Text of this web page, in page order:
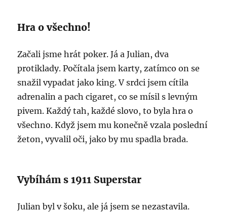
Hra o všechno!
Začali jsme hrát poker. Já a Julian, dva
protiklady. Počítala jsem karty, zatímco on se
snažil vypadat jako king. V srdci jsem cítila
adrenalin a pach cigaret, co se mísil s levným
pivem. Každý tah, každé slovo, to byla hra o
všechno. Když jsem mu konečně vzala poslední
žeton, vyvalil oči, jako by mu spadla brada.
Vybíhám s 1911 Superstar
Julian byl v šoku, ale já jsem se nezastavila.